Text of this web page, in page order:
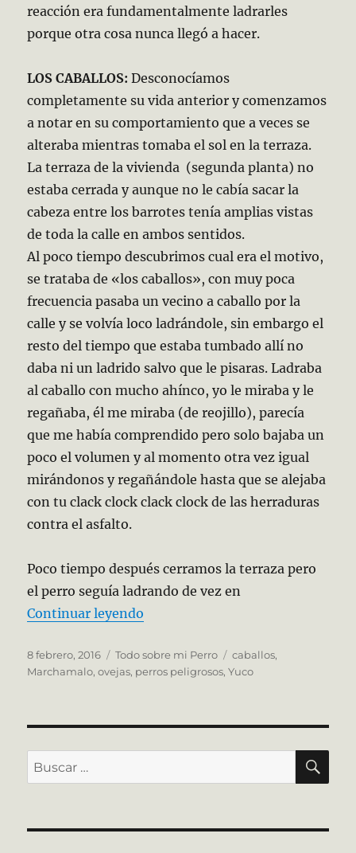
reacción era fundamentalmente ladrarles
porque otra cosa nunca llegó a hacer.
LOS CABALLOS: Desconocíamos
completamente su vida anterior y comenzamos
a notar en su comportamiento que a veces se
alteraba mientras tomaba el sol en la terraza.
La terraza de la vivienda (segunda planta) no
estaba cerrada y aunque no le cabía sacar la
cabeza entre los barrotes tenía amplias vistas
de toda la calle en ambos sentidos.
Al poco tiempo descubrimos cual era el motivo,
se trataba de «los caballos», con muy poca
frecuencia pasaba un vecino a caballo por la
calle y se volvía loco ladrándole, sin embargo el
resto del tiempo que estaba tumbado allí no
daba ni un ladrido salvo que le pisaras. Ladraba
al caballo con mucho ahínco, yo le miraba y le
regañaba, él me miraba (de reojillo), parecía
que me había comprendido pero solo bajaba un
poco el volumen y al momento otra vez igual
mirándonos y regañándole hasta que se alejaba
con tu clack clock clack clock de las herraduras
contra el asfalto.
Poco tiempo después cerramos la terraza pero
el perro seguía ladrando de vez en
Continuar leyendo
Publicado
el
8 febrero, 2016 Categorías
Todo sobre mi Perro Etiquetas
caballos,
Marchamalo,ovejas, perros peligrosos,Yuco
Buscar
por: